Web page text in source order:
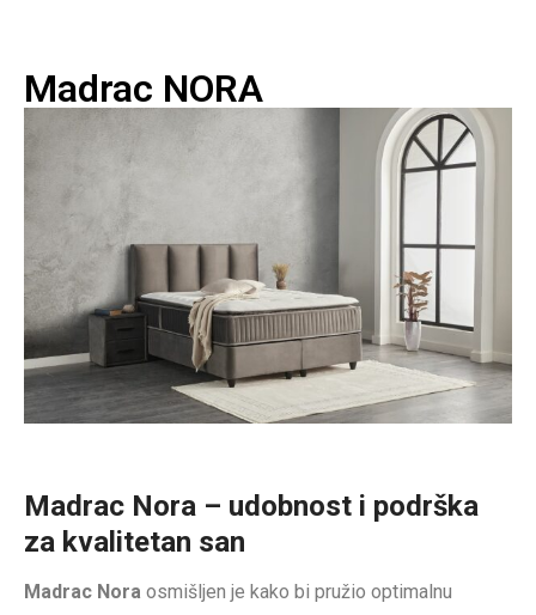
Madrac NORA
Madrac Nora – udobnost i podrška
za kvalitetan san
Madrac Nora osmišljen je kako bi pružio optimalnu